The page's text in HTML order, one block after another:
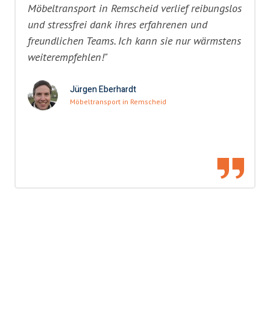
Möbeltransport in Remscheid verlief reibungslos
und stressfrei dank ihres erfahrenen und
freundlichen Teams. Ich kann sie nur wärmstens
weiterempfehlen!"
Jürgen Eberhardt
Möbeltransport in Remscheid